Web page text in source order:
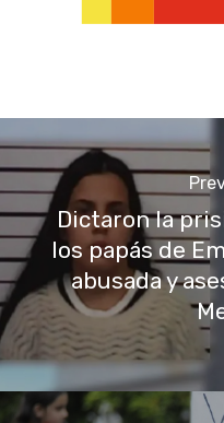
Dictaron la
los papás de
abusada y